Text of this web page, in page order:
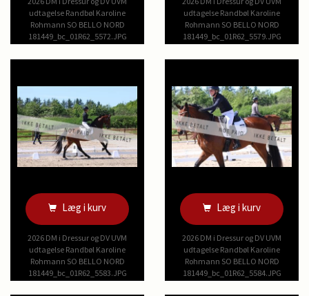
udtagelse Randbøl Karoline
Rohmann SO BELLO NORD
181449_bc_01R62_5572.JPG
udtagelse Randbøl Karoline
Rohmann SO BELLO NORD
181449_bc_01R62_5579.JPG
Læg i kurv
2026 DM i Dressur og DV UVM
udtagelse Randbøl Karoline
Rohmann SO BELLO NORD
181449_bc_01R62_5583.JPG
Læg i kurv
2026 DM i Dressur og DV UVM
udtagelse Randbøl Karoline
Rohmann SO BELLO NORD
181449_bc_01R62_5584.JPG